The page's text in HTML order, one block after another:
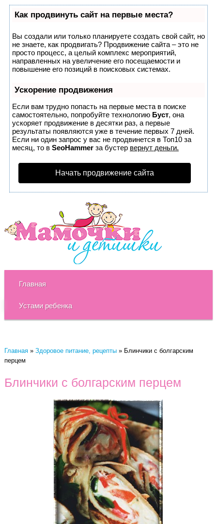
Как продвинуть сайт на первые места?
Вы создали или только планируете создать свой сайт, но
не знаете, как продвигать? Продвижение сайта – это не
просто процесс, а целый комплекс мероприятий,
направленных на увеличение его посещаемости и
повышение его позиций в поисковых системах.
Ускорение продвижения
Если вам трудно попасть на первые места в поиске
самостоятельно, попробуйте технологию Буст, она
ускоряет продвижение в десятки раз, а первые
результаты появляются уже в течение первых 7 дней.
Если ни один запрос у вас не продвинется в Топ10 за
месяц, то в SeoHammerза бустер вернут деньги.
Начать продвижение сайта
Главная
Устами ребенка
Главная» Здоровое питание, рецепты» Блинчики с болгарским
перцем
Блинчики с болгарским перцем